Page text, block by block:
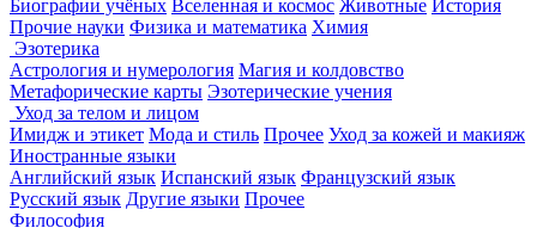
Биографии учёных Вселенная и космос Животные История
Прочие науки Физика и математика Химия
Эзотерика
Астрология и нумерология Магия и колдовство
Метафорические карты Эзотерические учения
Уход за телом и лицом
Имидж и этикет Мода и стиль Прочее Уход за кожей и макияж
Иностранные языки
Английский язык Испанский язык Французский язык
Русский язык Другие языки Прочее
Философия